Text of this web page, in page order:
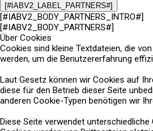
[#IABV2_LABEL_PARTNERS#]
[#IABV2_BODY_PARTNERS_INTRO#]
[#IABV2_BODY_PARTNERS#]
Über Cookies
Cookies sind kleine Textdateien, die
werden, um die Benutzererfahrung
Laut Gesetz können wir Cookies auf
diese für den Betrieb dieser Seite
anderen Cookie-Typen benötigen wir
Diese Seite verwendet unterschiedliche